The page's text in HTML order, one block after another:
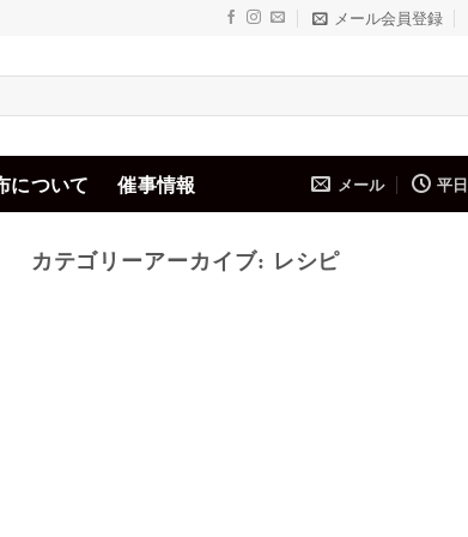
メール会員登録
について 催事情報 メール 平
カテゴリーアーカイブ: レシピ